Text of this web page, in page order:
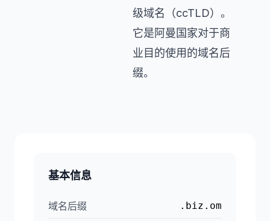
级域名（ccTLD）。
它是阿曼国家对于商
业目的使用的域名后
缀。
基本信息
域名后缀 .biz.om